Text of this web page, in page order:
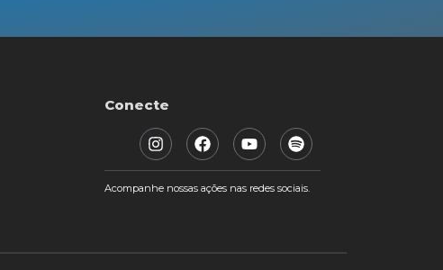
Conecte
Acompanhe nossas ações nas redes sociais.